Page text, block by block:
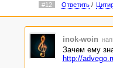
#12 Ответить/
inok-woin
Зачем ему
http://